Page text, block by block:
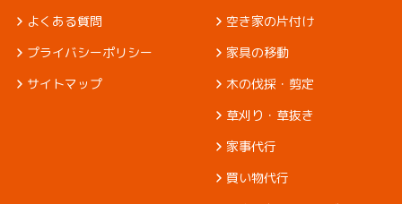
よくある質問
プライバシーポリシー
サイトマップ
空き家の片付け
家具の移動
木の伐採・剪定
草刈り・草抜き
家事代行
買い物代行